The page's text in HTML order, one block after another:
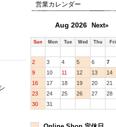
営業カレンダー
Aug 2026 Next»
Sun Mon Tue Wed Thu Fri
2
3 4 5 6 7
9
10 11 12 13 14
16
17 18 19 20 21
23
24 25 26 27 28
30
31